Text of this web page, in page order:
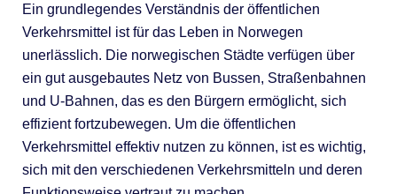
Ein grundlegendes Verständnis der öffentlichen
Verkehrsmittel ist für das Leben in Norwegen
unerlässlich. Die norwegischen Städte verfügen über
ein gut ausgebautes Netz von Bussen, Straßenbahnen
und U-Bahnen, das es den Bürgern ermöglicht, sich
effizient fortzubewegen. Um die öffentlichen
Verkehrsmittel effektiv nutzen zu können, ist es wichtig,
sich mit den verschiedenen Verkehrsmitteln und deren